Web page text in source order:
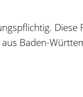
Diese
Baden-